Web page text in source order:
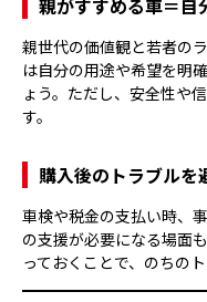
親世代の価値観と若者の
は自分の用途や希望を明
ょう。ただし、安全性や
す。
購入後のトラブルを
車検や税金の支払い時、
の支援が必要になる場面
っておくことで、のちの